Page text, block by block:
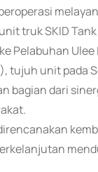
truk SKID
Pelabuhan
tujuh unit pada
bagian dari